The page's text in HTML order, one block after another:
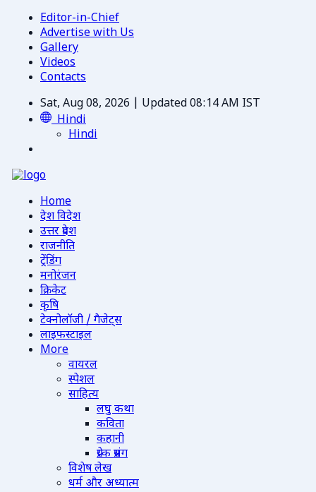
Editor-in-Chief
Advertise with Us
Gallery
Videos
Contacts
Sat, Aug 08, 2026 | Updated 08:14 AM IST
Hindi
Hindi
Home
देश विदेश
उत्तर प्रदेश
राजनीति
ट्रेंडिंग
मनोरंजन
क्रिकेट
कृषि
टेक्नोलॉजी / गैजेट्स
लाइफस्टाइल
More
वायरल
स्पेशल
साहित्य
लघु कथा
कविता
कहानी
प्रेरक प्रसंग
विशेष लेख
धर्म और अध्यात्म